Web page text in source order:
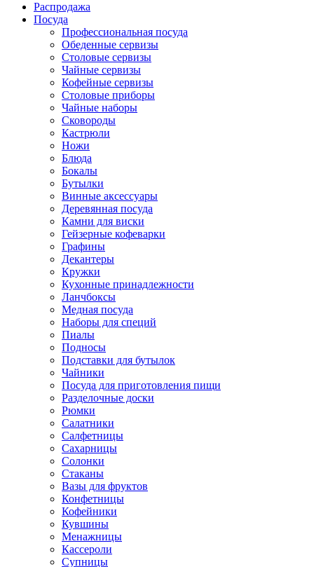
Распродажа
Посуда
Профессиональная посуда
Обеденные сервизы
Столовые сервизы
Чайные сервизы
Кофейные сервизы
Столовые приборы
Чайные наборы
Сковороды
Кастрюли
Ножи
Блюда
Бокалы
Бутылки
Винные аксессуары
Деревянная посуда
Камни для виски
Гейзерные кофеварки
Графины
Декантеры
Кружки
Кухонные принадлежности
Ланчбоксы
Медная посуда
Наборы для специй
Пиалы
Подносы
Подставки для бутылок
Чайники
Посуда для приготовления пищи
Разделочные доски
Рюмки
Салатники
Салфетницы
Сахарницы
Солонки
Стаканы
Вазы для фруктов
Конфетницы
Кофейники
Кувшины
Менажницы
Кассероли
Супницы